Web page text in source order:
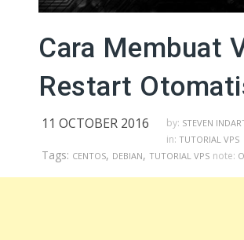
Cara Membuat
Restart
11 OCTOBER 2016 by: STEVEN
in: TUTORIAL VPS
Tags: CENTOS, DEBIAN, TUTORIAL VPS note: